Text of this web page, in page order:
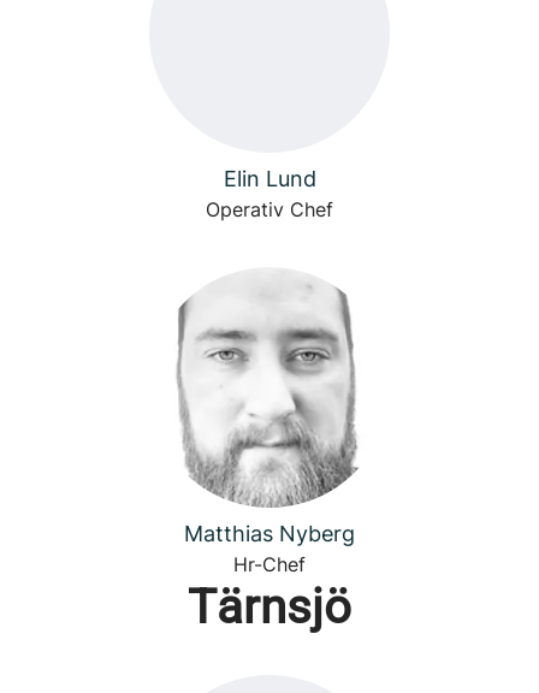
Elin Lund
Operativ Chef
Matthias Nyberg
Hr-Chef
Tärnsjö